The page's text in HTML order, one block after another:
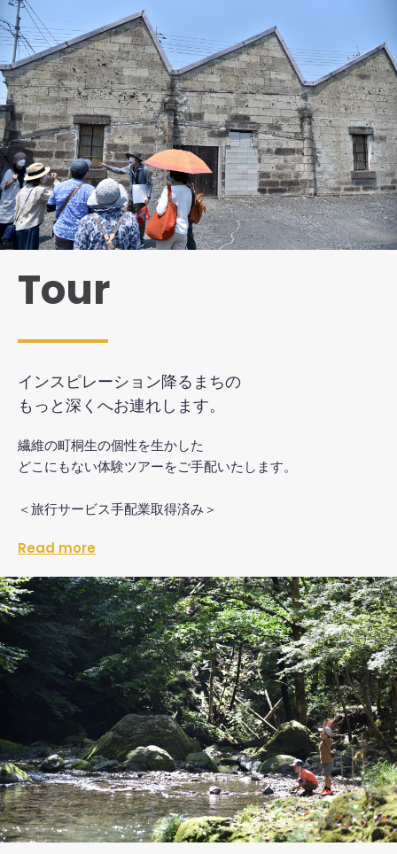
Tour
インスピレーション降るまちの
もっと深くへお連れします。
繊維の町桐生の個性を生かした
どこにもない体験ツアーをご手配いたします。
＜旅行サービス手配業取得済み＞
Read more